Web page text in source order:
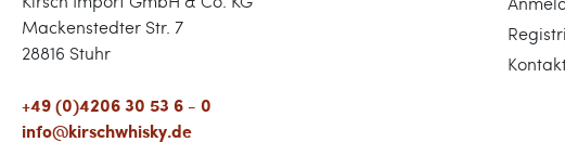
Mackenstedter Str. 7
28816 Stuhr
+49 (0)4206 30 53 6 - 0
info@kirschwhisky.de